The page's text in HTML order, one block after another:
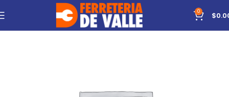
0 $